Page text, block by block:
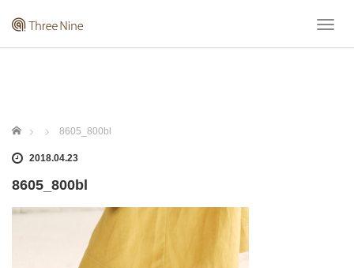
T
ホーム 8605_800bl
2018.04.23
8605_800bl